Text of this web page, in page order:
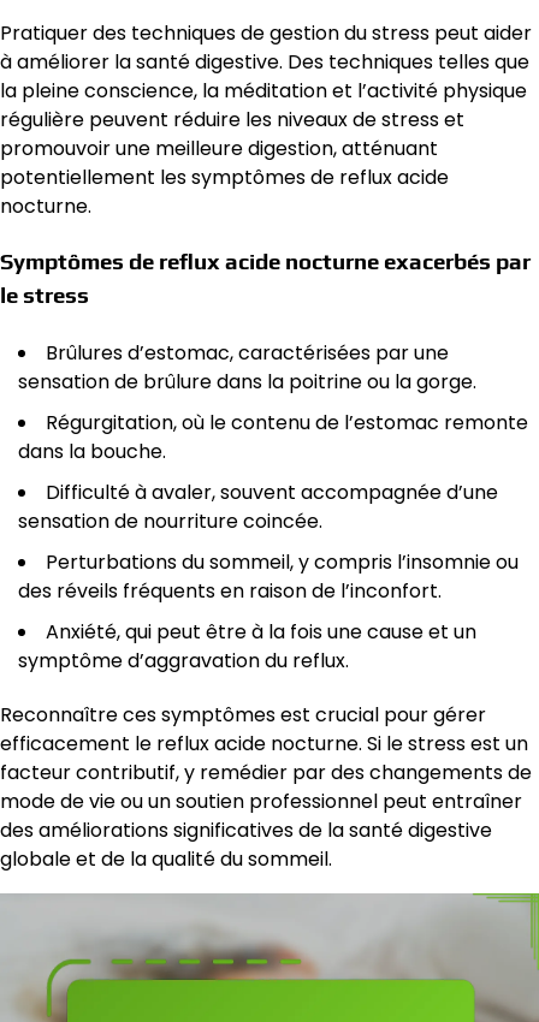
Pratiquer des techniques de gestion du stress peut aider
à améliorer la santé digestive. Des techniques telles que
la pleine conscience, la méditation et l’activité physique
régulière peuvent réduire les niveaux de stress et
promouvoir une meilleure digestion, atténuant
potentiellement les symptômes de reflux acide
nocturne.
Symptômes de reflux acide nocturne exacerbés par
le stress
Brûlures d’estomac, caractérisées par une
sensation de brûlure dans la poitrine ou la gorge.
Régurgitation, où le contenu de l’estomac remonte
dans la bouche.
Difficulté à avaler, souvent accompagnée d’une
sensation de nourriture coincée.
Perturbations du sommeil, y compris l’insomnie ou
des réveils fréquents en raison de l’inconfort.
Anxiété, qui peut être à la fois une cause et un
symptôme d’aggravation du reflux.
Reconnaître ces symptômes est crucial pour gérer
efficacement le reflux acide nocturne. Si le stress est un
facteur contributif, y remédier par des changements de
mode de vie ou un soutien professionnel peut entraîner
des améliorations significatives de la santé digestive
globale et de la qualité du sommeil.